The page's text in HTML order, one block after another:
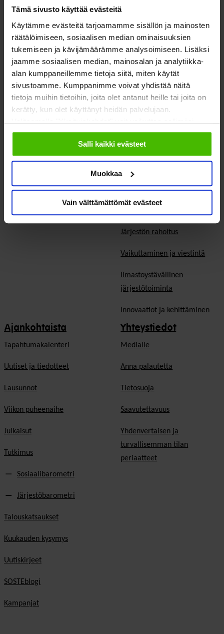
Tämä sivusto käyttää evästeitä
Käytämme evästeitä tarjoamamme sisällön ja mainosten
räätälöimiseen, sosiaalisen median ominaisuuksien
tukemiseen ja kävijämäärämme analysoimiseen. Lisäksi
jaamme sosiaalisen median, mainosalan ja analytiikka-
alan kumppaneillemme tietoja siitä, miten käytät
sivustoamme. Kumppanimme voivat yhdistää näitä
tietoja muihin tietoihin, joita olet antanut heille tai joita on
kerätty, kun olet käyttänyt heidän palvelujaan.
Valitsemalla "Yksityiskohdat" voit vaikuttaa sallimiisi
evästeisiin.
Salli kaikki evästeet
Muokkaa
Vain välttämättömät evästeet
EU & kansainvälinen työ
Vaalit
Eduskuntavaalit
Kunta- ja aluevaalit
Europarlamenttivaalit
Sosiaali- ja terveysjärjestöt Jäsen­edut ja -palvelut
Vaikuttavuus järjestöissä
Järjestön rahoitus
Vaikuttaminen ja viestintä
Ilmastoystävällinen
järjestötoiminta
Innovaatiot ja kehittäminen
Ajankohtaista
Tapahtumakalenteri
Uutiset ja tiedotteet
Lausunnot
Viikon puheenaihe
Julkaisut
Tutkimus
Sosiaalibarometri
Järjestöbarometri
Talouskatsaukset
Kuukauden kysymys
Uutiskirjeet
SOSTEblogi
Kampanjat
Yhteystiedot
Medialle
Anna palautetta
Tietosuoja
Saavutettavuus
Yhdenvertaisen ja
turvallisemman tilan
periaatteet